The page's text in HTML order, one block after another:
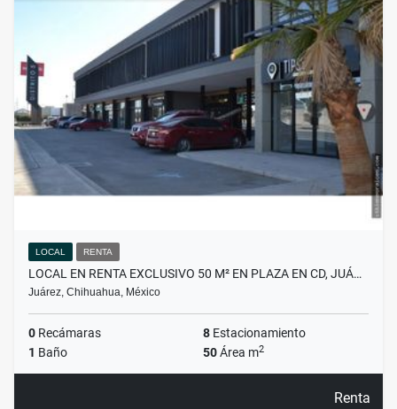
LOCAL RENTA
LOCAL EN RENTA EXCLUSIVO 50 M² EN PLAZA EN CD, JUÁ…
Juárez, Chihuahua, México
0 Recámaras 8 Estacionamiento
1 Baño 50Área m2
Renta